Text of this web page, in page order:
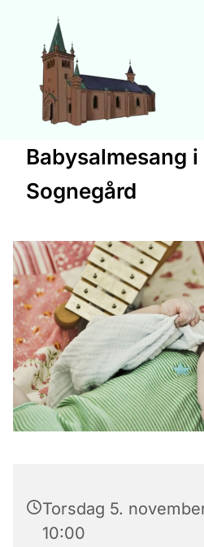
Babysalmesang
Sognegård
Torsdag 5.
10:00